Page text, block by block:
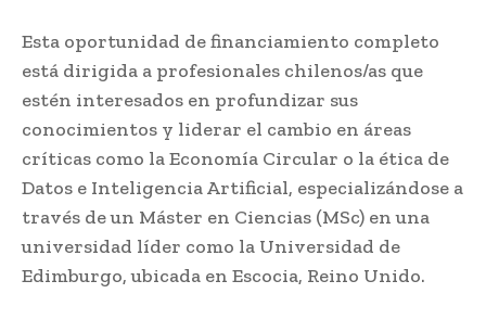
Esta oportunidad de financiamiento completo
está dirigida a profesionales chilenos/as que
estén interesados en profundizar sus
conocimientos y liderar el cambio en áreas
críticas como la Economía Circular o la ética de
Datos e Inteligencia Artificial, especializándose a
través de un Máster en Ciencias (MSc) en una
universidad líder como la Universidad de
Edimburgo, ubicada en Escocia, Reino Unido.